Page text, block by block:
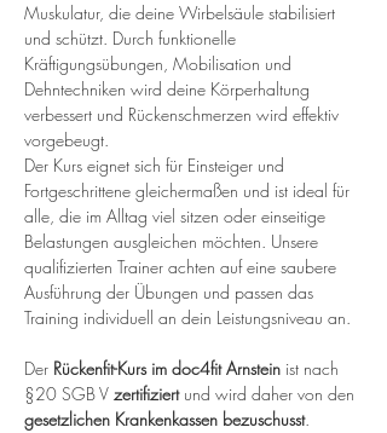
Muskulatur, die deine Wirbelsäule stabilisiert
und schützt. Durch funktionelle
Kräftigungsübungen, Mobilisation und
Dehntechniken wird deine Körperhaltung
verbessert und Rückenschmerzen wird effektiv
vorgebeugt.
Der Kurs eignet sich für Einsteiger und
Fortgeschrittene gleichermaßen und ist ideal für
alle, die im Alltag viel sitzen oder einseitige
Belastungen ausgleichen möchten. Unsere
qualifizierten Trainer achten auf eine saubere
Ausführung der Übungen und passen das
Training individuell an dein Leistungsniveau an.
Der Rückenfit-Kurs im doc4fit Arnstein ist nach
§20 SGB V zertifiziert und wird daher von den
gesetzlichen Krankenkassen bezuschusst.